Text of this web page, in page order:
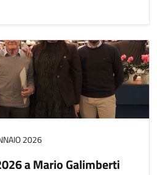
2026
a Mario Galimberti